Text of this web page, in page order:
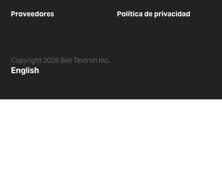
Proveedores Política de privacidad
English
Copyright 2026 Bell Textron Inc.